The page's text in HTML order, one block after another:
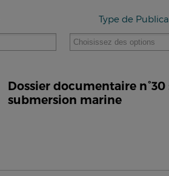
Type de
Dossier documentaire n°30
submersion marine